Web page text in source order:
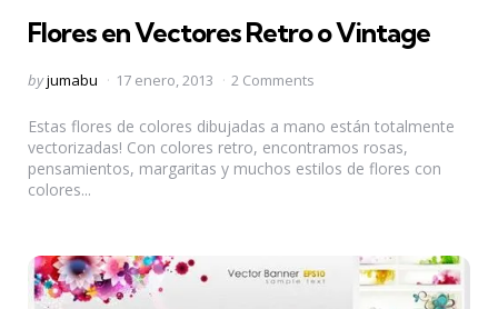
Flores en Vectores Retro o Vintage
Posted
byjumabu 17 enero, 2013 2 Comments
Estas flores de colores dibujadas a mano están totalmente
vectorizadas! Con colores retro, encontramos rosas,
pensamientos, margaritas y muchos estilos de flores con
colores...